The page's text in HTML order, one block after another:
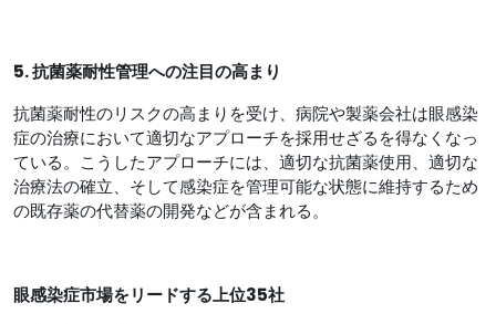
5. 抗菌薬耐性管理への注目の高まり
抗菌薬耐性のリスクの高まりを受け、病院や製薬会社は眼感染
症の治療において適切なアプローチを採用せざるを得なくなっ
ている。こうしたアプローチには、適切な抗菌薬使用、適切な
治療法の確立、そして感染症を管理可能な状態に維持するため
の既存薬の代替薬の開発などが含まれる。
眼感染症市場をリードする上位35社